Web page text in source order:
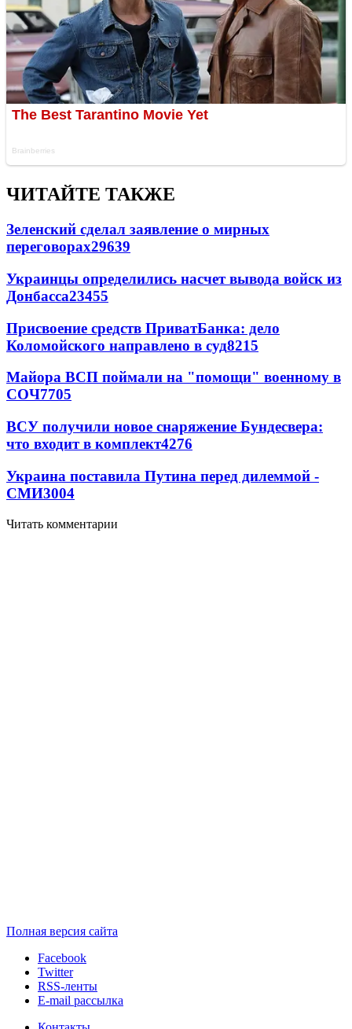
ЧИТАЙТЕ ТАКЖЕ
Зеленский сделал заявление о мирных
переговорах29639
Украинцы определились насчет вывода войск из
Донбасса23455
Присвоение средств ПриватБанка: дело
Коломойского направлено в суд8215
Майора ВСП поймали на "помощи" военному в
СОЧ7705
ВСУ получили новое снаряжение Бундесвера:
что входит в комплект4276
Украина поставила Путина перед дилеммой -
СМИ3004
Читать комментарии
Полная версия сайта
Facebook
Twitter
RSS-ленты
E-mail рассылка